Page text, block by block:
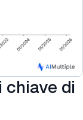
chiave di